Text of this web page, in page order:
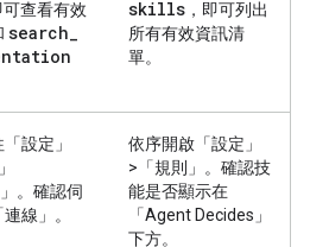
可查看有效
search_
skills ，即可列出
所有有效資訊清
單。
設定」
。確認伺
線」。
依序開啟「設定」
>「規則」
。確認技
能是否顯示在
「Agent Decides」
下方。